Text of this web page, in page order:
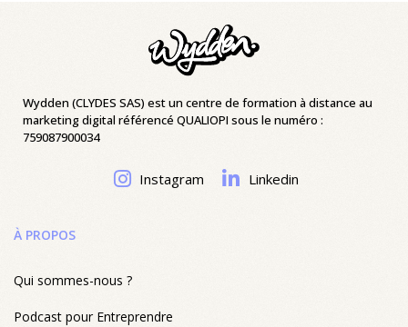
Wydden (CLYDES SAS) est un centre de formation à distance au
marketing digital référencé QUALIOPI sous le numéro :
759087900034
Instagram Linkedin
À PROPOS
Qui sommes-nous ?
Podcast pour Entreprendre